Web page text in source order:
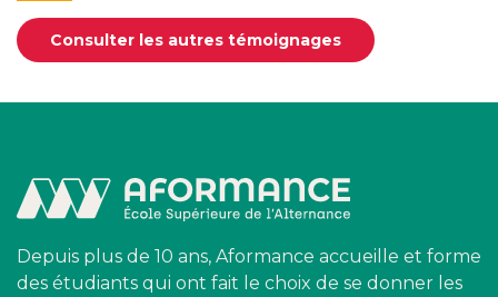
Consulter les autres témoignages
Depuis plus de 10 ans, Aformance accueille et forme
des étudiants qui ont fait le choix de se donner les